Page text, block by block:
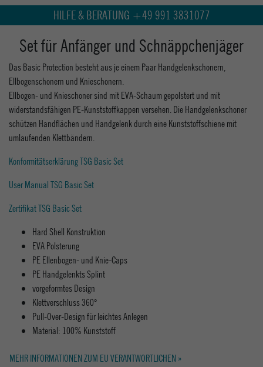
HILFE & BERATUNG +49 991 3831077
Set für Anfänger und Schnäppchenjäger
Das Basic Protection besteht aus je einem Paar Handgelenkschonern,
Ellbogenschonern und Knieschonern.
Ellbogen- und Knieschoner sind mit EVA-Schaum gepolstert und mit
widerstandsfähigen PE-Kunststoffkappen versehen. Die Handgelenkschoner
schützen Handflächen und Handgelenk durch eine Kunststoffschiene mit
umlaufenden Klettbändern.
Konformitätserklärung TSG Basic Set
User Manual TSG Basic Set
Zertifikat TSG Basic Set
Hard Shell Konstruktion
EVA Polsterung
PE Ellenbogen- und Knie-Caps
PE Handgelenkts Splint
vorgeformtes Design
Klettverschluss 360°
Pull-Over-Design für leichtes Anlegen
Material: 100% Kunststoff
MEHR INFORMATIONEN ZUM EU VERANTWORTLICHEN »